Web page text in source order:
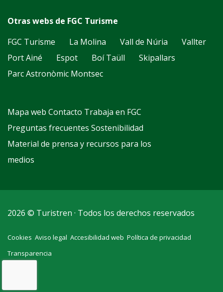
Otras webs de FGC Turisme
FGC Turisme
La Molina Vall de Núria
Vallter
Port Ainé
Espot Boí Taüll
Skipallars
Parc Astronòmic Montsec
Mapa web Contacto Trabaja en FGC
Preguntas frecuentes Sostenibilidad
Material de prensa y recursos para los
medios
2026 © Turistren · Todos los derechos reservados
Cookies Aviso legal Accesibilidad web Política de privacidad
Transparencia